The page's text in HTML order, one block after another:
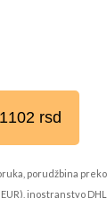
rsd
porudžbina
inostranstvo DHL